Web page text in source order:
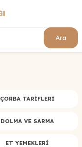
Ara
ÇORBA TARIFLERI
DOLMA VE SARMA
ET YEMEKLERI